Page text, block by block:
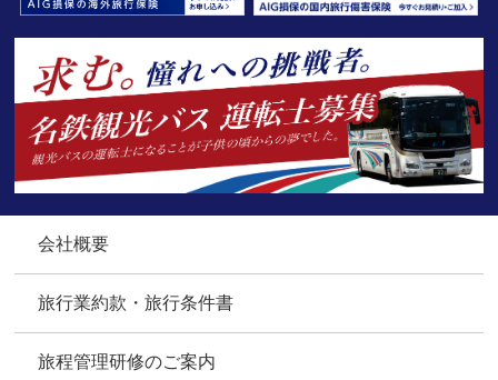
会社概要
旅行業約款・旅行条件書
旅程管理研修のご案内